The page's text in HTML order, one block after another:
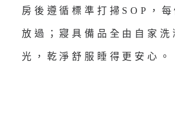
房後遵循標準打掃SOP，每
放過；寢具備品全由自家洗
光，乾淨舒服睡得更安心。